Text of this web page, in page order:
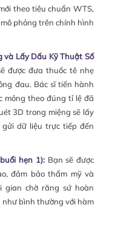
theo tiêu chuẩn WTS,
phỏng trên chính hình
và Lấy Dấu Kỹ Thuật Số
được đưa thuốc tê nhẹ
đau. Bác sĩ tiến hành
mỏng theo đúng tỉ lệ đã
3D trong miệng sẽ lấy
dữ liệu trực tiếp đến
hẹn 1):Bạn sẽ được
đảm bảo thẩm mỹ và
gian chờ răng sứ hoàn
bình thường với hàm